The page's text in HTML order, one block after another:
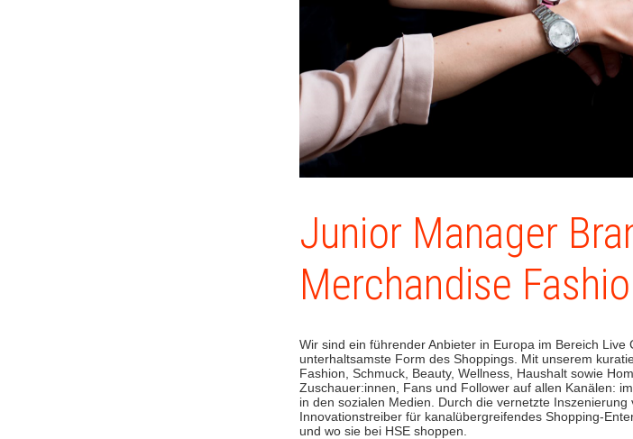
Junior Manager
Merchandise
Wir sind ein führender Anbieter in Europa im Bereich
unterhaltsamste Form des Shoppings. Mit unserem
Fashion, Schmuck, Beauty, Wellness, Haushalt sowie
Zuschauer:innen, Fans und Follower auf allen Kanälen:
in den sozialen Medien. Durch die vernetzte
Innovationstreiber für kanalübergreifendes Shopping-
und wo sie bei HSE shoppen.